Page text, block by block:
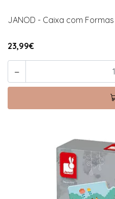
JANOD - Caixa com
23,99€
-